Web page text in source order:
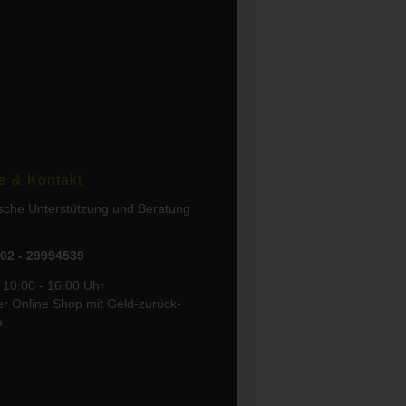
& Kontakt
Unterstützung und Beratung
- 29994539
- 16:00 Uhr
Online Shop mit Geld-zurück-